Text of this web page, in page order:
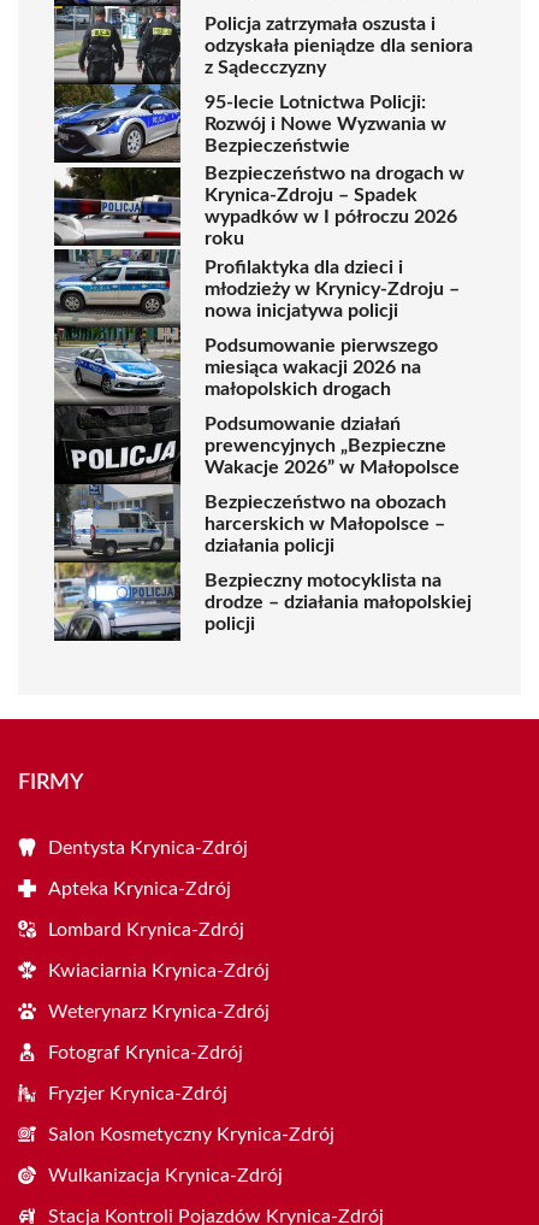
Policja zatrzymała oszusta i
odzyskała pieniądze dla seniora
z Sądecczyzny
95-lecie Lotnictwa Policji:
Rozwój i Nowe Wyzwania w
Bezpieczeństwie
Bezpieczeństwo na drogach w
Krynica-Zdroju – Spadek
wypadków w I półroczu 2026
roku
Profilaktyka dla dzieci i
młodzieży w Krynicy-Zdroju –
nowa inicjatywa policji
Podsumowanie pierwszego
miesiąca wakacji 2026 na
małopolskich drogach
Podsumowanie działań
prewencyjnych „Bezpieczne
Wakacje 2026” w Małopolsce
Bezpieczeństwo na obozach
harcerskich w Małopolsce –
działania policji
Bezpieczny motocyklista na
drodze – działania małopolskiej
policji
FIRMY
Dentysta Krynica-Zdrój
Apteka Krynica-Zdrój
Lombard Krynica-Zdrój
Kwiaciarnia Krynica-Zdrój
Weterynarz Krynica-Zdrój
Fotograf Krynica-Zdrój
Fryzjer Krynica-Zdrój
Salon Kosmetyczny Krynica-Zdrój
Wulkanizacja Krynica-Zdrój
Stacja Kontroli Pojazdów Krynica-Zdrój